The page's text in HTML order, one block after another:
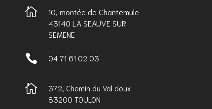

10, montée de Chantemule
43140 LA SEAUVE SUR
SEMENE
 04 71 61 02 03

372, Chemin du Val doux
83200 TOULON